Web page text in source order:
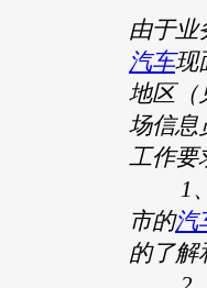
由于业
汽车现
地区（
场信息
工作要
1、
市的汽
的了解